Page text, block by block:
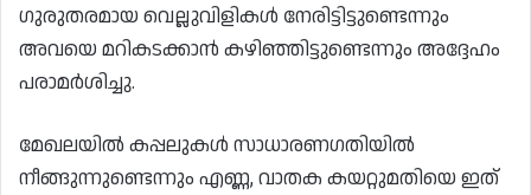
ഗുരുതരമായ വെല്ലുവിളികൾ നേരിട്ടിട്ടുണ്ടെന്നും
അവയെ മറികടക്കാൻ കഴിഞ്ഞിട്ടുണ്ടെന്നും അദ്ദേഹം
പരാമർശിച്ചു.
മേഖലയിൽ കപ്പലുകൾ സാധാരണഗതിയിൽ
നീങ്ങുന്നുണ്ടെന്നും എണ്ണ, വാതക കയറ്റുമതിയെ ഇത്